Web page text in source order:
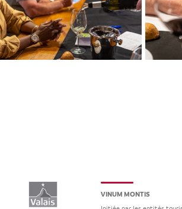
VINUM MONTIS